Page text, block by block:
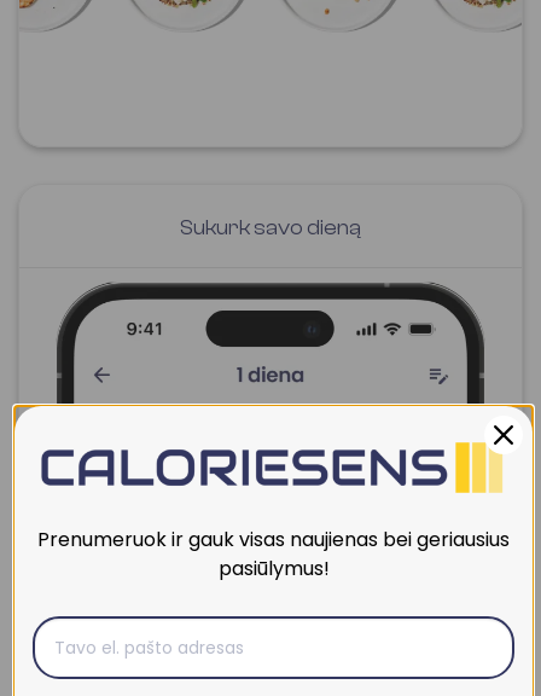
Sukurk savo dieną
Prenumeruok ir gauk visas naujienas bei geriausius
pasiūlymus!